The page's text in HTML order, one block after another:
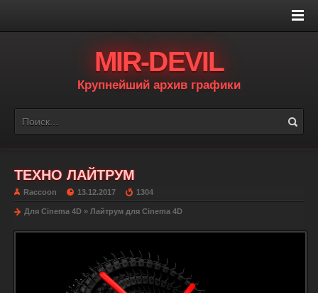
MIR-DEVIL
Крупнейший архив графики
ТЕХНО ЛАЙТРУМ
Raccoon 13.12.2017 1304
Для Cinema 4D » Лайтрум для Cinema 4D